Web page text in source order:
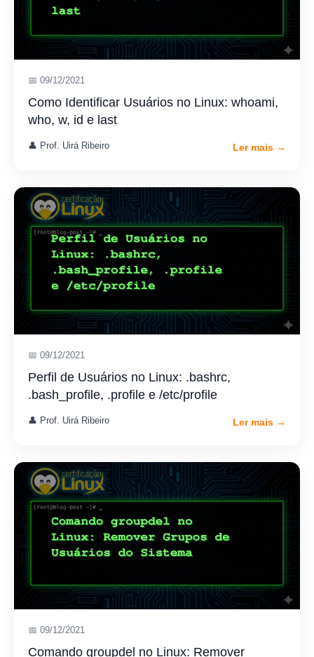
📅 09/12/2021
Como Identificar Usuários no Linux: whoami,
who, w, id e last
👤 Prof. Uirá Ribeiro Ler mais →
📅 09/12/2021
Perfil de Usuários no Linux: .bashrc,
.bash_profile, .profile e /etc/profile
👤 Prof. Uirá Ribeiro Ler mais →
📅 09/12/2021
Comando groupdel no Linux: Remover